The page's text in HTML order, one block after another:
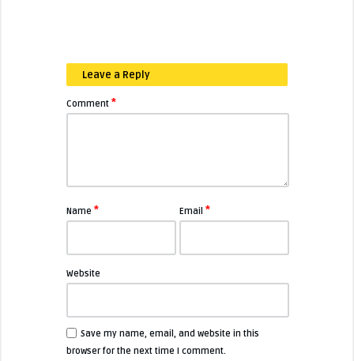
Leave a Reply
Comment *
Name * Email*
Website
Save my name, email, and website in this
browser for the next time I comment.